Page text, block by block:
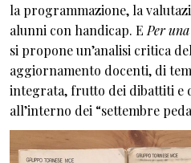
la programmazione, la
alunni con handicap. E Per
si propone un’analisi critica
aggiornamento docenti, di
integrata, frutto dei dibattiti e
all’interno dei “settembre